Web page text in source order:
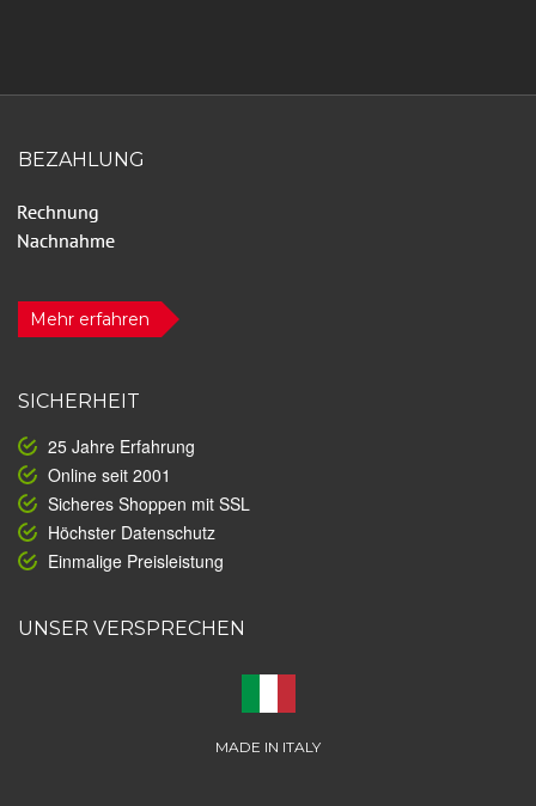
BEZAHLUNG
Mehr erfahren
SICHERHEIT
25 Jahre Erfahrung
Online seit 2001
Sicheres Shoppen mit SSL
Höchster Datenschutz
Einmalige Preisleistung
UNSER VERSPRECHEN
MADE IN ITALY